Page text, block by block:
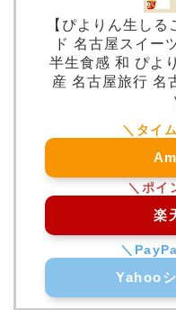
【ぴよりん生し
ド 名古屋スイー
半生食感 和 ぴよ
産 名古屋旅行 名
楽
Yahoo